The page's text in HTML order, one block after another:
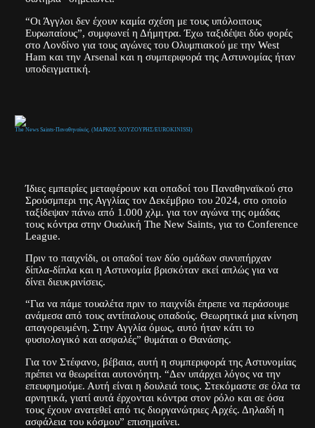
“Οι Άγγλοι δεν έχουν καμία σχέση με τους υπόλοιπους
Ευρωπαίους”, συμφωνεί η Δήμητρα. Έχω ταξιδέψει δύο φορές
στο Λονδίνο για τους αγώνες του Ολυμπιακού με την West
Ham και την Arsenal και η συμπεριφορά της Αστυνομίας ήταν
υποδειγματική.
The News Saints-Παναθηναϊκός. (ΜΑΡΚΟΣ ΧΟΥΖΟΥΡΗΣ/EUROKINISSI)
Ίδιες εμπειρίες μεταφέρουν και οπαδοί του Παναθηναϊκού στο
Σρούσμπερι της Αγγλίας τον Δεκέμβριο του 2024, στο οποίο
ταξίδεψαν πάνω από 1.000 χλμ. για τον αγώνα της ομάδας
τους κόντρα στην Ουαλική The New Saints, για το Conference
League.
Πριν το παιχνίδι, οι οπαδοί των δύο ομάδων συνυπήρχαν
δίπλα-δίπλα και η Αστυνομία βρισκόταν εκεί απλώς για να
δίνει διευκρινίσεις.
“Για να πάμε τουαλέτα πριν το παιχνίδι έπρεπε να περάσουμε
ανάμεσα από τους αντίπαλους οπαδούς. Θεωρητικά μια κίνηση
απαγορευμένη. Στην Αγγλία όμως, αυτό ήταν κάτι το
φυσιολογικό και ασφαλές” θυμάται ο Θανάσης.
Για τον Στέφανο, βέβαια, αυτή η συμπεριφορά της Αστυνομίας
πρέπει να θεωρείται αυτονόητη. “Δεν υπάρχει λόγος να την
επευφημούμε. Αυτή είναι η δουλειά τους. Στεκόμαστε σε όλα τα
αρνητικά, γιατί αυτά έρχονται κόντρα στον ρόλο και σε όσα
τους έχουν ανατεθεί από τις διοργανώτριες Αρχές. Δηλαδή η
ασφάλεια του κόσμου” επισημαίνει.